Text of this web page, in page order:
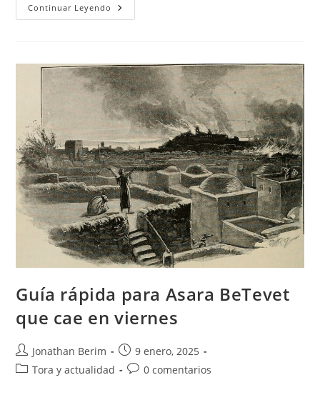
Continuar Leyendo Amalek
Y
Guía rápida para Asara BeTevet
que cae en viernes
Autor
de
Jonathan Berim
Entrada
publicada:
9 enero, 2025
Categoría
Tora y actualidad
Comentarios
0 comentarios